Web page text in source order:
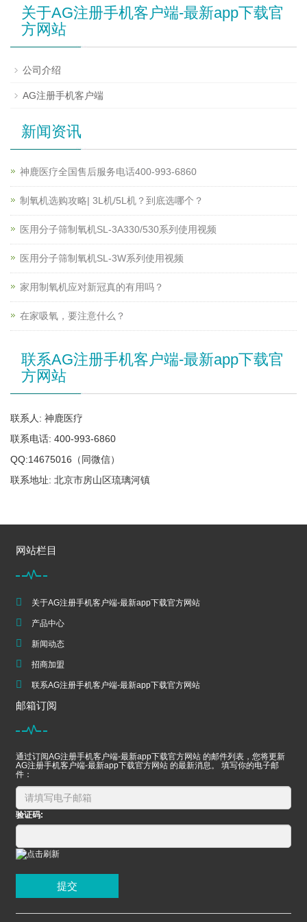
关于AG注册手机客户端-最新app下载官
方网站
公司介绍
AG注册手机客户端
新闻资讯
神鹿医疗全国售后服务电话400-993-6860
制氧机选购攻略| 3L机/5L机？到底选哪个？
医用分子筛制氧机SL-3A330/530系列使用视频
医用分子筛制氧机SL-3W系列使用视频
家用制氧机应对新冠真的有用吗？
在家吸氧，要注意什么？
联系AG注册手机客户端-最新app下载官
方网站
联系人: 神鹿医疗
联系电话: 400-993-6860
QQ:14675016（同微信）
联系地址: 北京市房山区琉璃河镇
网站栏目
关于AG注册手机客户端-最新app下载官方网站
产品中心
新闻动态
招商加盟
联系AG注册手机客户端-最新app下载官方网站
邮箱订阅
通过订阅AG注册手机客户端-最新app下载官方网站 的邮件列表，您将更新
AG注册手机客户端-最新app下载官方网站 的最新消息。 填写你的电子邮
件：
验证码:
提交